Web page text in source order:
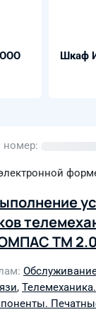
ООО
Шкаф
номер
ТМ 2.0
Лабинские
сети
–
,